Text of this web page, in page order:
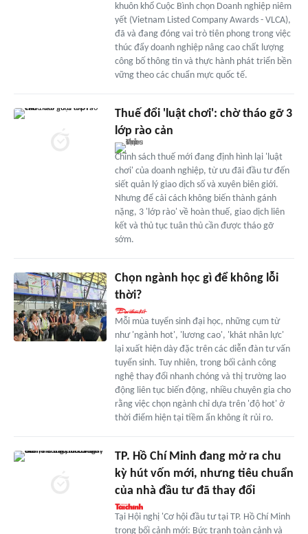
khuôn khổ Cuộc Bình chọn Doanh nghiệp niêm
yết (Vietnam Listed Company Awards - VLCA),
đã và đang đóng vai trò tiên phong trong việc
thúc đẩy doanh nghiệp nâng cao chất lượng
công bố thông tin và thực hành phát triển bền
vững theo các chuẩn mực quốc tế.
Thuế đổi 'luật chơi': chờ tháo gỡ 3
lớp rào cản
Chính sách thuế mới đang định hình lại 'luật
chơi' của doanh nghiệp, từ ưu đãi đầu tư đến
siết quản lý giao dịch số và xuyên biên giới.
Nhưng để cải cách không biến thành gánh
nặng, 3 'lớp rào' về hoàn thuế, giao dịch liên
kết và thủ tục tuân thủ cần được tháo gỡ
sớm.
Chọn ngành học gì để không lỗi
thời?
Mỗi mùa tuyển sinh đại học, những cụm từ
như 'ngành hot', 'lương cao', 'khát nhân lực'
lại xuất hiện dày đặc trên các diễn đàn tư vấn
tuyển sinh. Tuy nhiên, trong bối cảnh công
nghệ thay đổi nhanh chóng và thị trường lao
động liên tục biến động, nhiều chuyên gia cho
rằng việc chọn ngành chỉ dựa trên 'độ hot' ở
thời điểm hiện tại tiềm ẩn không ít rủi ro.
TP. Hồ Chí Minh đang mở ra chu
kỳ hút vốn mới, nhưng tiêu chuẩn
của nhà đầu tư đã thay đổi
Tại Hội nghị 'Cơ hội đầu tư tại TP. Hồ Chí Minh
trong bối cảnh mới: Bức tranh toàn cảnh và